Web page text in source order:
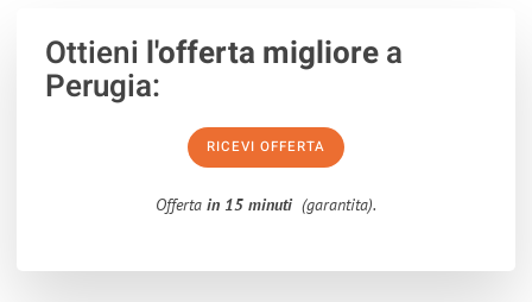
Ottieni l'offerta migliorea
Perugia:
RICEVI OFFERTA
Offerta in 15 minuti (garantita).